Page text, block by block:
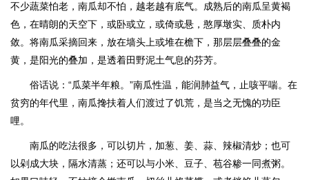
不少蔬菜怕老，南瓜却不怕，越老越有底气。成熟后的南瓜呈黄褐
色，在晴朗的天空下，或卧或立，或倚或悬，憨厚墩实、质朴内
敛。将南瓜采摘回来，放在墙头上或堆在檐下，那层层叠叠的金
黄，是阳光的叠加，是透着田野泥土气息的芬芳。
俗话说：“瓜菜半年粮。”南瓜性温，能润肺益气，止咳平喘。在
贫穷的年代里，南瓜搀扶着人们渡过了饥荒，是当之无愧的功臣
哩。
南瓜的吃法很多，可以切片，加葱、姜、蒜、辣椒清炒；也可
以剁成大块，隔水清蒸；还可以与小米、豆子、苞谷糁一同煮粥。